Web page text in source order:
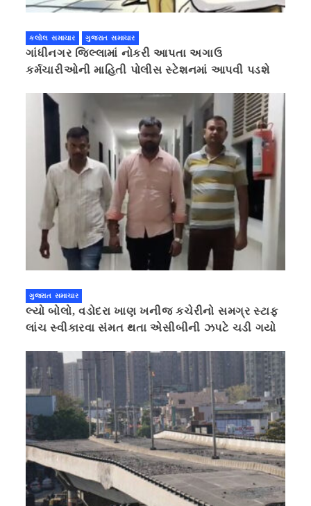
કલોલ સમાચાર ગુજરાત સમાચાર
ગાંધીનગર જિલ્લામાં નોકરી આપતા અગાઉ
કર્મચારીઓની માહિતી પોલીસ સ્ટેશનમાં આપવી પડશે
ગુજરાત સમાચાર
લ્યો બોલો, વડોદરા ખાણ ખનીજ કચેરીનો સમગ્ર સ્ટાફ
લાંચ સ્વીકારવા સંમત થતા એસીબીની ઝપટે ચડી ગયો